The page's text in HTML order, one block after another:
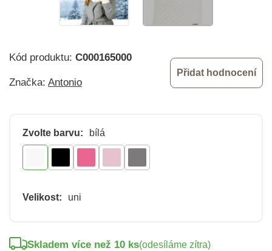
Kód produktu: C000165000
Značka: Antonio
Přidat hodnocení
Zvolte barvu: bílá
Velikost: uni
Skladem více než 10 ks(odesíláme zítra)